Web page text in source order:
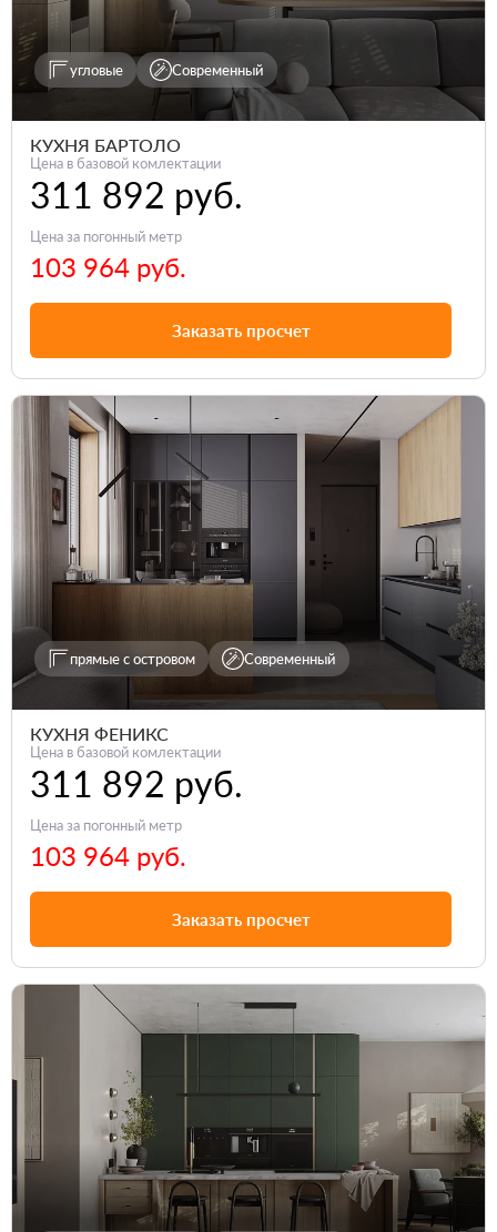
угловые Современный
КУХНЯ БАРТОЛО
Цена в базовой комлектации
311 892 руб.
Цена за погонный метр
103 964 руб.
Заказать просчет
прямые с островом Современный
КУХНЯ ФЕНИКС
Цена в базовой комлектации
311 892 руб.
Цена за погонный метр
103 964 руб.
Заказать просчет